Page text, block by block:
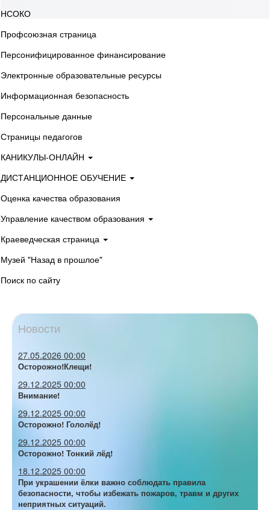
НСОКО
Профсоюзная страница
Персонифицированное финансирование
Электронные образовательные ресурсы
Информационная безопасность
Персональные данные
Страницы педагогов
КАНИКУЛЫ-ОНЛАЙН
ДИСТАНЦИОННОЕ ОБУЧЕНИЕ
Оценка качества образования
Управление качеством образования
Краеведческая страница
Музей "Назад в прошлое"
Поиск по сайту
Новости
27.05.2026 00:00
Осторожно!Клещи!
29.12.2025 00:00
Внимание!
29.12.2025 00:00
Осторожно! Гололёд!
29.12.2025 00:00
Осторожно! Тонкий лёд!
18.12.2025 00:00
При украшении ёлки важно соблюдать правила
безопасности, чтобы избежать пожаров, травм и других
неприятных ситуаций.